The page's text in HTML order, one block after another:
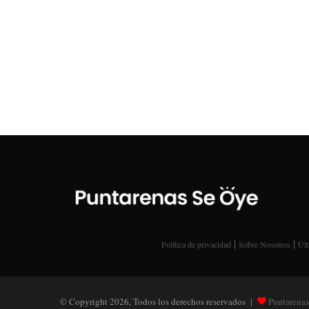
Política de privacidad | Sobre Nosotros |
© Copyright 2026, Todos los derechos reservados |